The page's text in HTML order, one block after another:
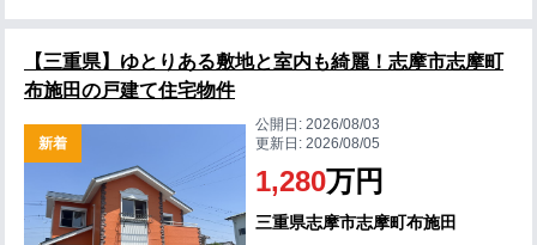
【三重県】ゆとりある敷地と室内も綺麗！志摩市志摩町
布施田の戸建て住宅物件
新着
公開日:2026/08/03
更新日:2026/08/05
1,280万円
三重県志摩市志摩町布施田